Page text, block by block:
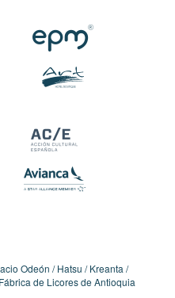
Odeón Hatsu
Kreanta
Fábrica de Licores de Antioquia